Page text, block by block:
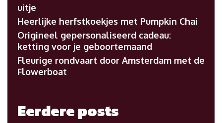
uitje
Heerlijke herfstkoekjes met Pumpkin Chai
Origineel gepersonaliseerd cadeau:
ketting voor je geboortemaand
Fleurige rondvaart door Amsterdam met de
Flowerboat
Eerdere posts